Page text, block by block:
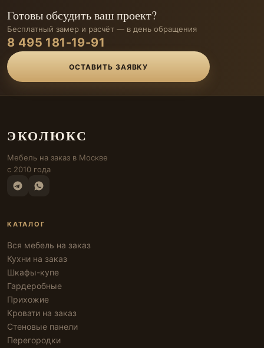
Готовы обсудить ваш проект?
Бесплатный замер и расчёт — в день обращения
8 495 181-19-91
ОСТАВИТЬ ЗАЯВКУ
ЭКОЛЮКС
Мебель на заказ в Москве
с 2010 года
КАТАЛОГ
Вся мебель на заказ
Кухни на заказ
Шкафы-купе
Гардеробные
Прихожие
Кровати на заказ
Стеновые панели
Перегородки